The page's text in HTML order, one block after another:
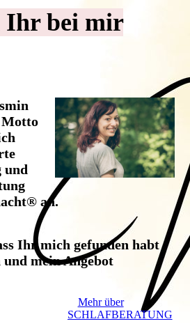
Ihr bei mir
Motto
und
an.
Ihr mich gefunden habt
mein Angebot
Mehr über
SCHLAFBERATUNG